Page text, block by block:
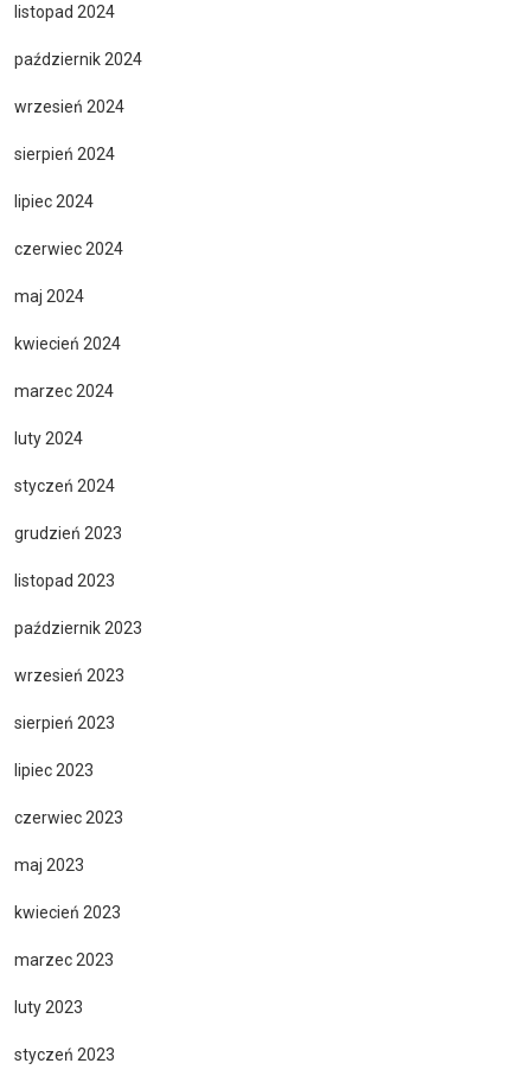
listopad 2024
październik 2024
wrzesień 2024
sierpień 2024
lipiec 2024
czerwiec 2024
maj 2024
kwiecień 2024
marzec 2024
luty 2024
styczeń 2024
grudzień 2023
listopad 2023
październik 2023
wrzesień 2023
sierpień 2023
lipiec 2023
czerwiec 2023
maj 2023
kwiecień 2023
marzec 2023
luty 2023
styczeń 2023